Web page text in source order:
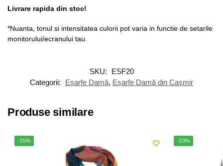
Livrare rapida din stoc!
*Nuanta, tonul si intensitatea culorii pot varia in functie de setarile
monitorului/ecranului tau.
SKU:
ESF20
Categorii:
Eșarfe Damă, Eșarfe Damă din Cașmir
Produse similare
-35% -33%